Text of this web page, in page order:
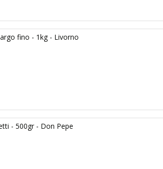
fino - 1kg - Livorno
- 500gr - Don Pepe